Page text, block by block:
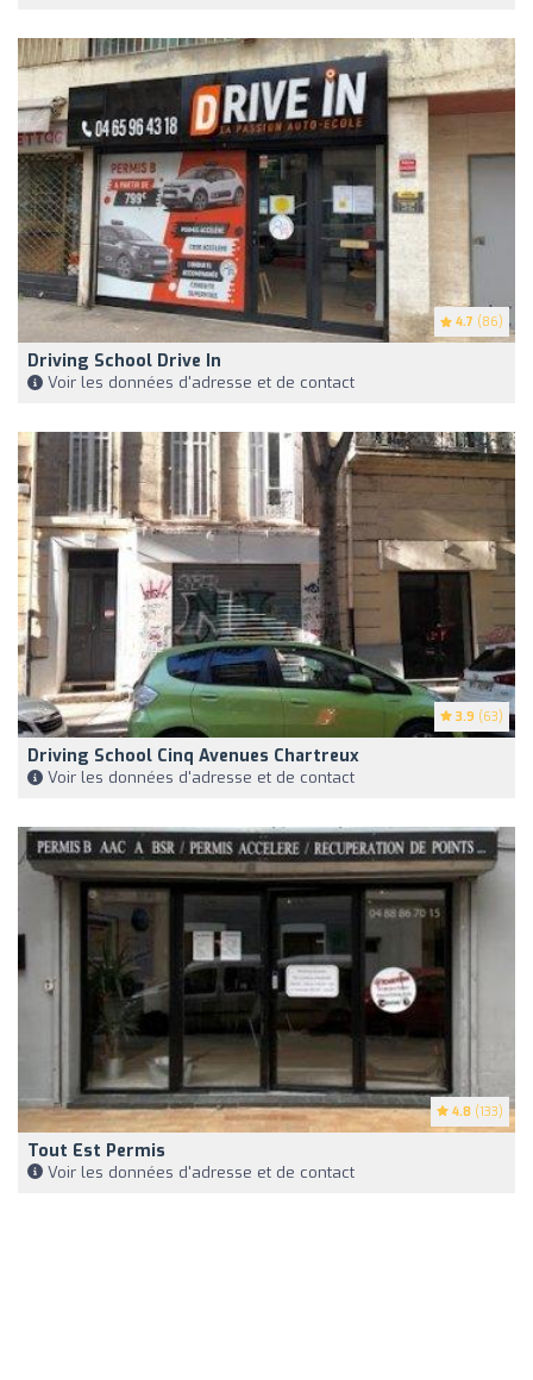
4.7 (86)
Driving School Drive In
Voir les données d'adresse et de contact
3.9 (63)
Driving School Cinq Avenues Chartreux
Voir les données d'adresse et de contact
4.8 (133)
Tout Est Permis
Voir les données d'adresse et de contact